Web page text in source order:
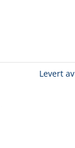
Levert av